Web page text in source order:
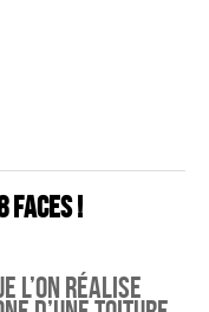
faces !
l’on réalise